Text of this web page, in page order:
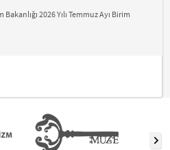
2026 Yılı Temmuz Ayı Birim